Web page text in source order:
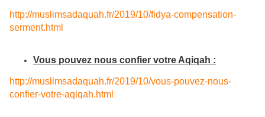
http://muslimsadaquah.fr/2019/10/fidya-compensation-
serment.html
Vous pouvez nous confier votre Aqiqah :
http://muslimsadaquah.fr/2019/10/vous-pouvez-nous-
confier-votre-aqiqah.html